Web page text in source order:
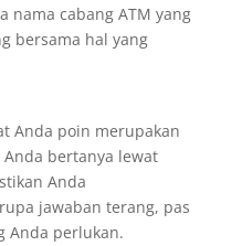
nama cabang ATM yang
bersama hal yang
Anda poin merupakan
bertanya lewat
Anda
jawaban terang, pas
Anda perlukan.